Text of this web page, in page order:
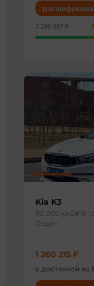
3 299 997 ₽
Kia K3
90 000 км2018 г
Седан
1 260 215 ₽
с доставкой во